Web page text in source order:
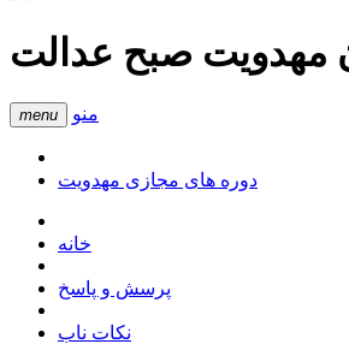
مهدویت صبح عدالت
menu منو
دوره های مجازی مهدویت
خانه
پرسش و پاسخ
نکات ناب